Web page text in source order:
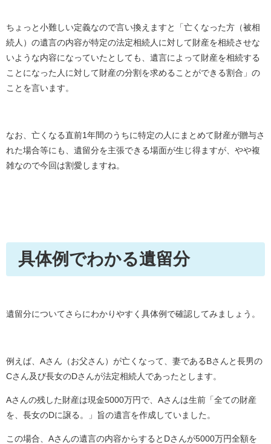
ちょっと小難しい定義なので言い換えますと「亡くなった方（被相
続人）の遺言の内容が特定の法定相続人に対して財産を相続させな
いような内容になっていたとしても、遺言によって財産を相続する
ことになった人に対して財産の分割を求めることができる割合」の
ことを言います。
なお、亡くなる直前1年間のうちに特定の人にまとめて財産が贈与さ
れた場合等にも、遺留分を主張できる場面が生じ得ますが、やや複
雑なので今回は割愛しますね。
具体例でわかる遺留分
遺留分についてさらにわかりやすく具体例で確認してみましょう。
例えば、Aさん（お父さん）が亡くなって、妻であるBさんと長男の
Cさん及び長女のDさんが法定相続人であったとします。
Aさんの残した財産は現金5000万円で、Aさんは生前「全ての財産
を、長女のDに譲る。」旨の遺言を作成していました。
この場合、Aさんの遺言の内容からするとDさんが5000万円全額を